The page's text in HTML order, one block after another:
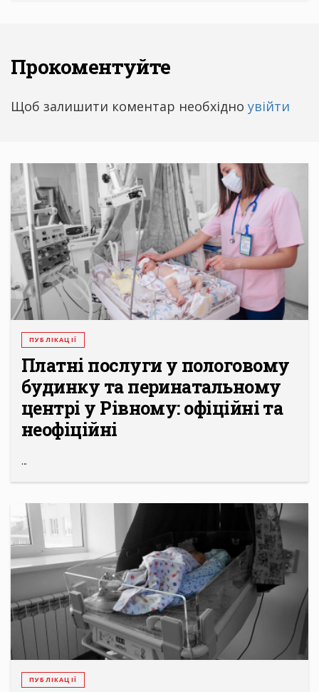
Прокоментуйте
Щоб залишити коментар необхідно увійти
ПУБЛІКАЦІЇ
Платні послуги у пологовому
будинку та перинатальному
центрі у Рівному: офіційні та
неофіційні
...
ПУБЛІКАЦІЇ